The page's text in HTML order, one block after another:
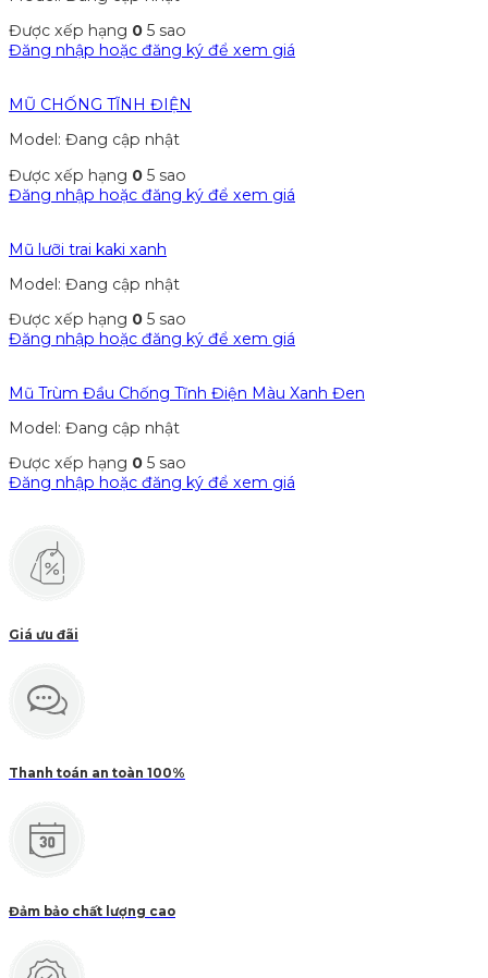
Được xếp hạng 0 5 sao
Đăng nhập hoặc đăng ký để xem giá
MŨ CHỐNG TĨNH ĐIỆN
Model: Đang cập nhật
Được xếp hạng 0 5 sao
Đăng nhập hoặc đăng ký để xem giá
Mũ lưỡi trai kaki xanh
Model: Đang cập nhật
Được xếp hạng 0 5 sao
Đăng nhập hoặc đăng ký để xem giá
Mũ Trùm Đầu Chống Tĩnh Điện Màu Xanh Đen
Model: Đang cập nhật
Được xếp hạng 0 5 sao
Đăng nhập hoặc đăng ký để xem giá
Giá ưu đãi
Thanh toán an toàn 100%
Đảm bảo chất lượng cao